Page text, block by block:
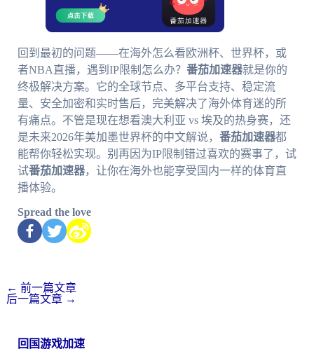
回到最初的问题——在海外怎么看欧洲杯、世界杯，或
者NBA直播，遇到IP限制怎么办？ 番茄加速器就是你的
终极解决方案。它的全球节点、多平台支持、稳定流
量、安全加密和实时售后，完美解决了海外体育迷的所
有痛点。不管是现在想看澳大利亚 vs 埃及的热身赛，还
是未来2026年美加墨世界杯的中文解说， 番茄加速器都
能帮你轻松实现。别再因为IP限制错过喜欢的赛事了，试
试番茄加速器，让你在海外也能享受国内一样的体育直
播体验。
Spread the love
← 前一篇文章
后一篇文章 →
回国游戏加速